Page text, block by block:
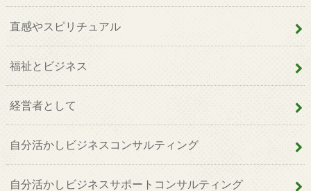
直感やスピリチュアル
福祉とビジネス
経営者として
自分活かしビジネスコンサルティング
自分活かしビジネスサポートコンサルティング